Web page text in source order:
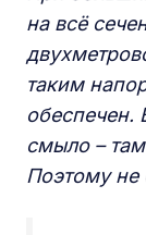
на всё
таким
обеспечен.
смыло –
Поэтому не